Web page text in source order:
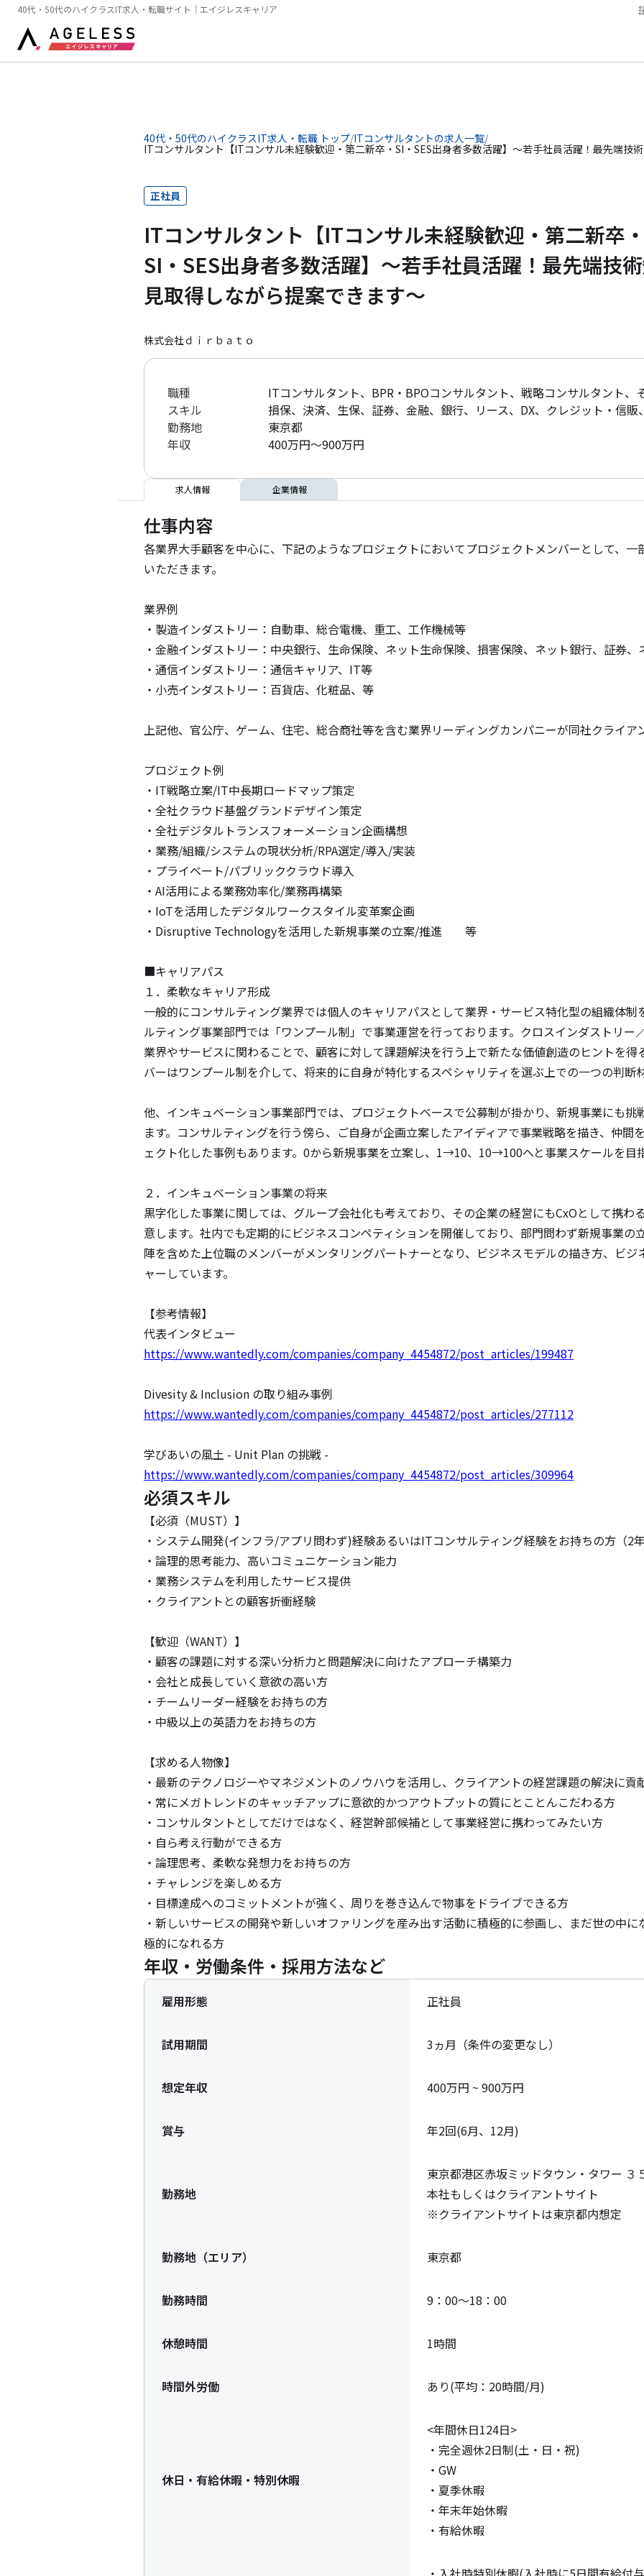
40代・50代のハイクラスIT求人・転職サイト｜エイジレスキャリア
40代・50代のハイクラスIT求人・転職 トップ/ITコンサルタントの求人一覧/
ITコンサルタント【ITコンサル未経験歓迎・第二新卒・SI・SES出身者多数活躍】～若手社員活躍！最先端技
正社員
ITコンサルタント【ITコンサル未経験歓迎・第二新卒
SI・SES出身者多数活躍】～若手社員活躍！最先端技
見取得しながら提案できます～
株式会社ｄｉｒｂａｔｏ
職種
ITコンサルタント、BPR・BPOコンサルタント、戦略コンサルタント、
スキル
損保、決済、生保、証券、金融、銀行、リース、DX、クレジット・信
勤務地
東京都
年収
400万円～900万円
求人情報 企業情報
仕事内容
各業界大手顧客を中心に、下記のようなプロジェクトにおいてプロジェクトメンバーとして、
いただきます。
業界例
・製造インダストリー：自動車、総合電機、重工、工作機械等
・金融インダストリー：中央銀行、生命保険、ネット生命保険、損害保険、ネット銀行、証券、
・通信インダストリー：通信キャリア、IT等
・小売インダストリー：百貨店、化粧品、等
上記他、官公庁、ゲーム、住宅、総合商社等を含む業界リーディングカンパニーが同社クライア
プロジェクト例
・IT戦略立案/IT中長期ロードマップ策定
・全社クラウド基盤グランドデザイン策定
・全社デジタルトランスフォーメーション企画構想
・業務/組織/システムの現状分析/RPA選定/導入/実装
・プライベート/パブリッククラウド導入
・AI活用による業務効率化/業務再構築
・IoTを活用したデジタルワークスタイル変革案企画
・Disruptive Technologyを活用した新規事業の立案/推進　　等
■キャリアパス
１．柔軟なキャリア形成
一般的にコンサルティング業界では個人のキャリアパスとして業界・サービス特化型の組織体
ルティング事業部門では「ワンプール制」で事業運営を行っております。クロスインダストリー
業界やサービスに関わることで、顧客に対して課題解決を行う上で新たな価値創造のヒントを
バーはワンプール制を介して、将来的に自身が特化するスペシャリティを選ぶ上での一つの判断
他、インキュベーション事業部門では、プロジェクトベースで公募制が掛かり、新規事業にも
ます。コンサルティングを行う傍ら、ご自身が企画立案したアイディアで事業戦略を描き、仲間
ェクト化した事例もあります。0から新規事業を立案し、1→10、10→100へと事業スケールを目
２．インキュベーション事業の将来
黒字化した事業に関しては、グループ会社化も考えており、その企業の経営にもCxOとして携わ
意します。社内でも定期的にビジネスコンペティションを開催しており、部門問わず新規事業の
陣を含めた上位職のメンバーがメンタリングパートナーとなり、ビジネスモデルの描き方、ビ
ャーしています。
【参考情報】
https://www.wantedly.com/companies/company_4454872/post_articles/199487
https://www.wantedly.com/companies/company_4454872/post_articles/277112
https://www.wantedly.com/companies/company_4454872/post_articles/309964
必須スキル
【必須（MUST）】
・システム開発(インフラ/アプリ問わず)経験あるいはITコンサルティング経験をお持ちの方（2
・論理的思考能力、高いコミュニケーション能力
・業務システムを利用したサービス提供
・クライアントとの顧客折衝経験
【歓迎（WANT）】
・顧客の課題に対する深い分析力と問題解決に向けたアプローチ構築力
・会社と成長していく意欲の高い方
・チームリーダー経験をお持ちの方
・中級以上の英語力をお持ちの方
【求める人物像】
・最新のテクノロジーやマネジメントのノウハウを活用し、クライアントの経営課題の解決に貢
・常にメガトレンドのキャッチアップに意欲的かつアウトプットの質にとことんこだわる方
・コンサルタントとしてだけではなく、経営幹部候補として事業経営に携わってみたい方
・自ら考え行動ができる方
・論理思考、柔軟な発想力をお持ちの方
・チャレンジを楽しめる方
・目標達成へのコミットメントが強く、周りを巻き込んで物事をドライブできる方
・新しいサービスの開発や新しいオファリングを産み出す活動に積極的に参画し、まだ世の中
極的になれる方
年収・労働条件・採用方法など
雇用形態 正社員
試用期間 3ヵ月（条件の変更なし）
想定年収 400万円 ~ 900万円
賞与 年2回(6月、12月)
勤務地
東京都港区赤坂ミッドタウン・タワー ３
本社もしくはクライアントサイト
※クライアントサイトは東京都内想定
勤務地（エリア） 東京都
勤務時間 9：00～18：00
休憩時間 1時間
時間外労働 あり(平均：20時間/月)
休日・有給休暇・特別休暇
<年間休日124日>
・完全週休2日制(土・日・祝)
・GW
・夏季休暇
・年末年始休暇
・有給休暇